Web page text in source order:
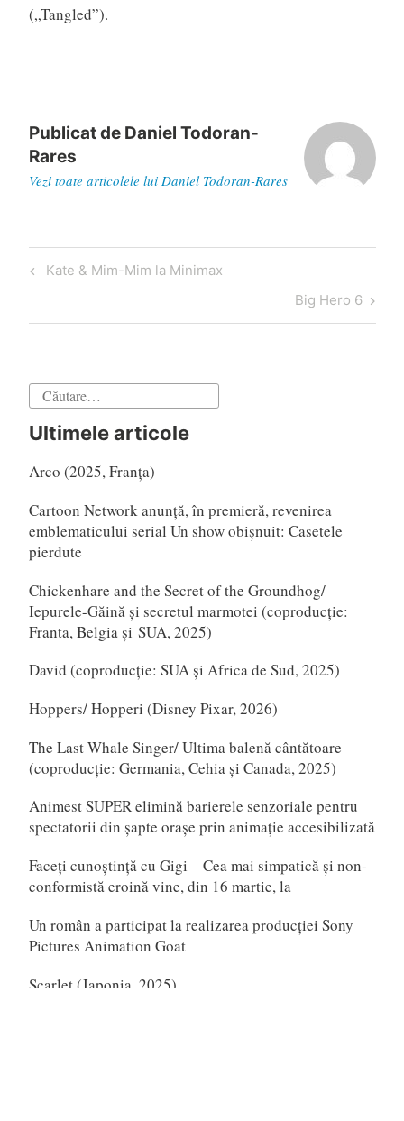
(„Tangled”).
Publicat de Daniel Todoran-
Rares
Vezi toate articolele lui Daniel Todoran-Rares
Navigare
Articol
Kate & Mim-Mim la Minimax
Articol
următor
Big Hero 6
Caută
Ultimele articole
Arco (2025, Franța)
Cartoon Network anunță, în premieră, revenirea
emblematicului serial Un show obișnuit: Casetele
pierdute
Chickenhare and the Secret of the Groundhog/
Iepurele-Găină și secretul marmotei (coproducție:
Franta, Belgia și SUA, 2025)
David (coproducție: SUA și Africa de Sud, 2025)
Hoppers/ Hopperi (Disney Pixar, 2026)
The Last Whale Singer/ Ultima balenă cântătoare
(coproducție: Germania, Cehia și Canada, 2025)
Animest SUPER elimină barierele senzoriale pentru
spectatorii din șapte orașe prin animație accesibilizată
Faceți cunoștință cu Gigi – Cea mai simpatică și non-
conformistă eroină vine, din 16 martie, la
Un român a participat la realizarea producției Sony
Pictures Animation Goat
Scarlet (Japonia, 2025)